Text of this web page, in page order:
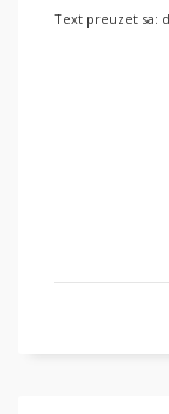
Text preuzet sa: